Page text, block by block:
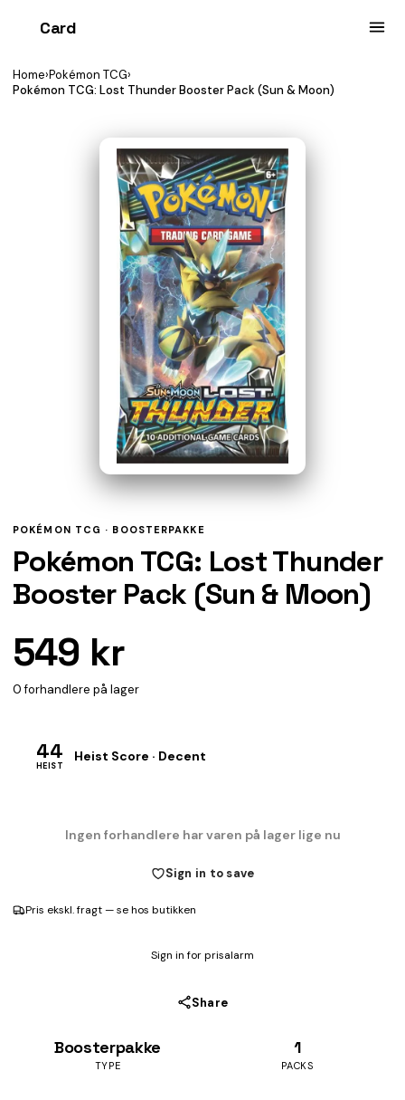
Card
Home›Pokémon TCG›
Pokémon TCG: Lost Thunder Booster Pack (Sun & Moon)
POKÉMON TCG · BOOSTERPAKKE
Pokémon TCG: Lost Thunder
Booster Pack (Sun & Moon)
549 kr
0 forhandlere på lager
44
HEIST
Heist Score · Decent
Ingen forhandlere har varen på lager lige nu
Sign in to save
Pris ekskl. fragt — se hos butikken
Sign in for prisalarm
Share
Boosterpakke
TYPE
1
PACKS